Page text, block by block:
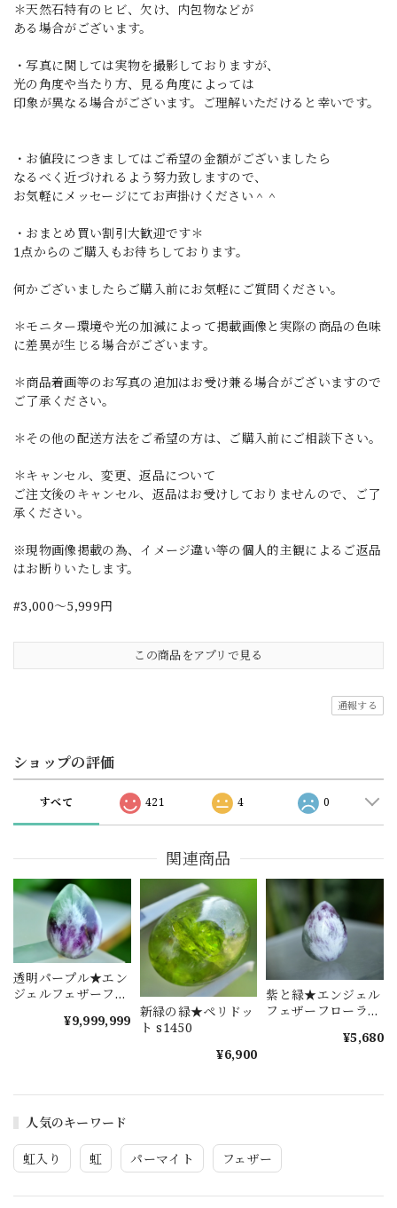
人気のキーワード
虹入り 虹 パーマイト フェザー
＊天然石特有のヒビ、欠け、内包物などが
ある場合がございます。
・写真に関しては実物を撮影しておりますが、
光の角度や当たり方、見る角度によっては
印象が異なる場合がございます。ご理解いただけると幸いです。
・お値段につきましてはご希望の金額がございましたら
なるべく近づけれるよう努力致しますので、
お気軽にメッセージにてお声掛けください＾＾
・おまとめ買い割引大歓迎です＊
1点からのご購入もお待ちしております。
何かございましたらご購入前にお気軽にご質問ください。
＊モニター環境や光の加減によって掲載画像と実際の商品の色味
に差異が生じる場合がございます。
＊商品着画等のお写真の追加はお受け兼る場合がございますので
ご了承ください。
＊その他の配送方法をご希望の方は、ご購入前にご相談下さい。
＊キャンセル、変更、返品について
ご注文後のキャンセル、返品はお受けしておりませんので、ご了
承ください。
※現物画像掲載の為、イメージ違い等の個人的主観によるご返品
はお断りいたします。
#3,000～5,999円
この商品をアプリで見る
通報する
ショップの評価
すべて 421 4 0
関連商品
透明パープル★エン
ジェルフェザーフロ
¥9,999,999
新緑の緑★ペリドッ
ト s1450
¥6,900
紫と緑★エンジェル
フェザーフローライ
¥5,680